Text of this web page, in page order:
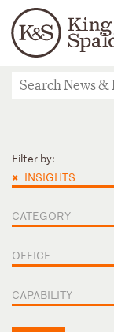
Languages
People
ニュース＆インサ
Filter by:
× INSIGHTS
CATEGORY
OFFICE
CAPABILITY